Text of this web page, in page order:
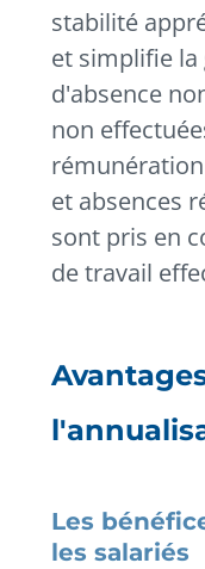
stabilité
et simplifie la
d'absence
non
et absences
sont pris en
de travail
Les
les salariés